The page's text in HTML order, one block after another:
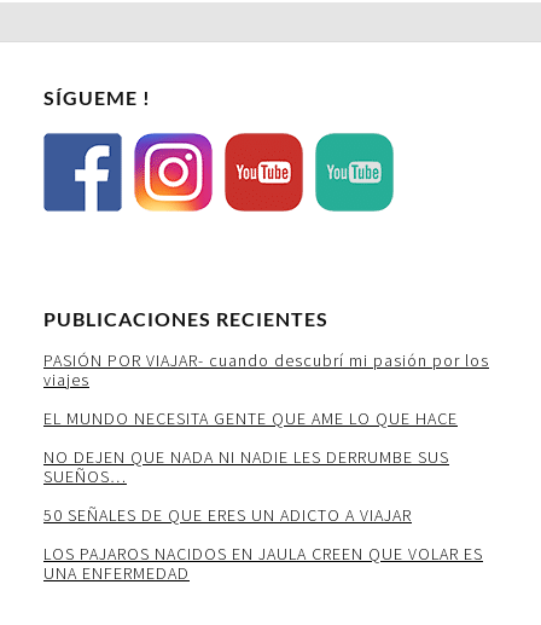
SÍGUEME !
PUBLICACIONES RECIENTES
PASIÓN POR VIAJAR- cuando descubrí mi pasión por los
viajes
EL MUNDO NECESITA GENTE QUE AME LO QUE HACE
NO DEJEN QUE NADA NI NADIE LES DERRUMBE SUS
SUEÑOS…
50 SEÑALES DE QUE ERES UN ADICTO A VIAJAR
LOS PAJAROS NACIDOS EN JAULA CREEN QUE VOLAR ES
UNA ENFERMEDAD